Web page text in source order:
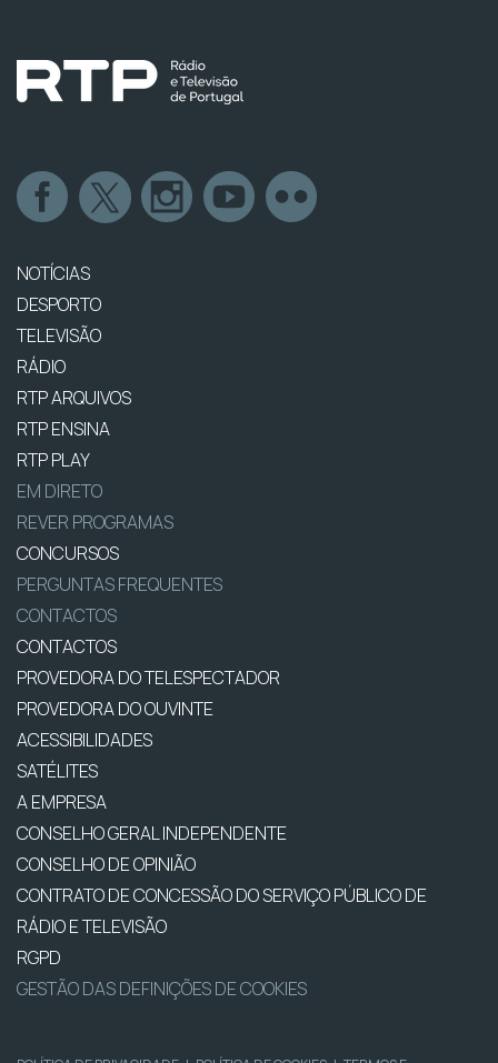
NOTÍCIAS
DESPORTO
TELEVISÃO
RÁDIO
RTP ARQUIVOS
RTP ENSINA
RTP PLAY
EM DIRETO
REVER PROGRAMAS
CONCURSOS
PERGUNTAS FREQUENTES
CONTACTOS
CONTACTOS
PROVEDORA DO TELESPECTADOR
PROVEDORA DO OUVINTE
ACESSIBILIDADES
SATÉLITES
A EMPRESA
CONSELHO GERAL INDEPENDENTE
CONSELHO DE OPINIÃO
CONTRATO DE CONCESSÃO DO SERVIÇO PÚBLICO DE
RÁDIO E TELEVISÃO
RGPD
GESTÃO DAS DEFINIÇÕES DE COOKIES